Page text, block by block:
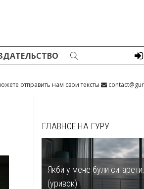
отправить нам свои тексты
ГЛАВНОЕ НА ГУРУ
Якби у мене були
(уривок)